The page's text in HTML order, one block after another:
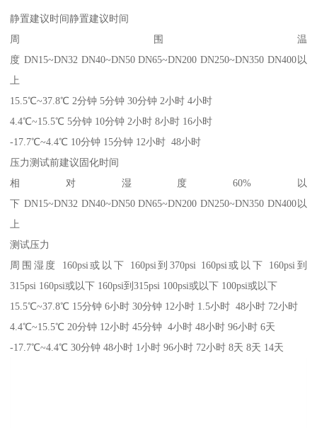
静置建议时间静置建议时间
周围温
度 DN15~DN32 DN40~DN50 DN65~DN200 DN250~DN350 DN400以
上
15.5℃~37.8℃ 2分钟 5分钟 30分钟 2小时 4小时
4.4℃~15.5℃ 5分钟 10分钟 2小时 8小时 16小时
-17.7℃~4.4℃ 10分钟 15分钟 12小时 48小时
压力测试前建议固化时间
相对湿度60%以
下 DN15~DN32 DN40~DN50 DN65~DN200 DN250~DN350 DN400以
上
测试压力
周围湿度 160psi或以下 160psi到370psi 160psi或以下 160psi到
315psi 160psi或以下 160psi到315psi 100psi或以下 100psi或以下
15.5℃~37.8℃ 15分钟 6小时 30分钟 12小时 1.5小时 48小时 72小时
4.4℃~15.5℃ 20分钟 12小时 45分钟 4小时 48小时 96小时 6天
-17.7℃~4.4℃ 30分钟 48小时 1小时 96小时 72小时 8天 8天 14天